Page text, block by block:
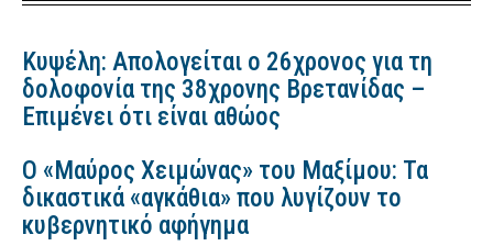
Κυψέλη: Απολογείται ο 26χρονος για τη
δολοφονία της 38χρονης Βρετανίδας –
Επιμένει ότι είναι αθώος
Ο «Μαύρος Χειμώνας» του Μαξίμου: Τα
δικαστικά «αγκάθια» που λυγίζουν το
κυβερνητικό αφήγημα